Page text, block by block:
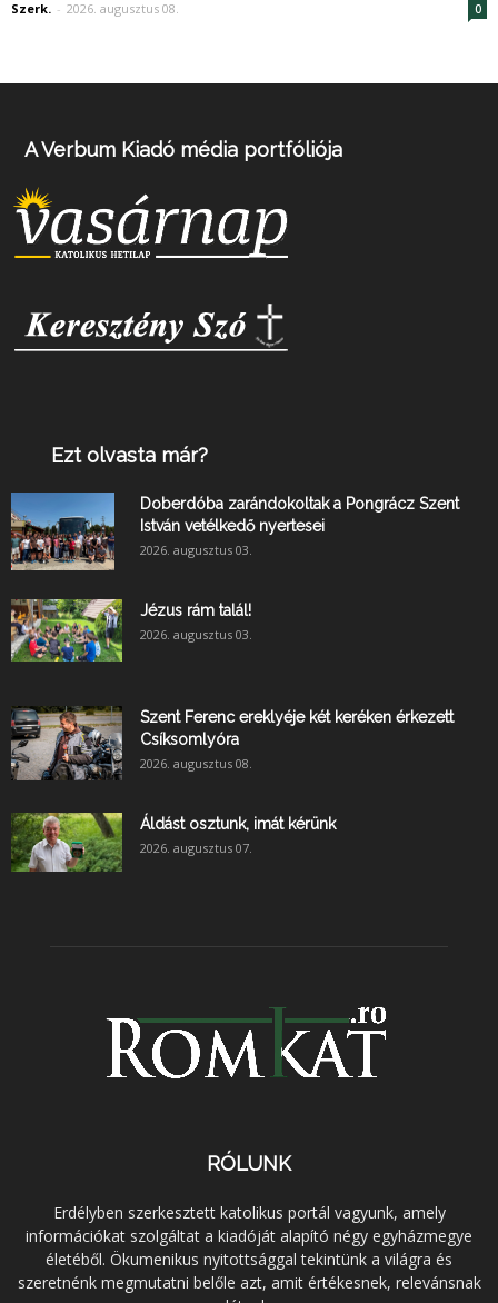
Szerk. - 2026. augusztus 08. 0
A Verbum Kiadó média portfóliója
Ezt olvasta már?
Doberdóba zarándokoltak a Pongrácz Szent
István vetélkedő nyertesei
2026. augusztus 03.
Jézus rám talál!
2026. augusztus 03.
Szent Ferenc ereklyéje két keréken érkezett
Csíksomlyóra
2026. augusztus 08.
Áldást osztunk, imát kérünk
2026. augusztus 07.
RÓLUNK
Erdélyben szerkesztett katolikus portál vagyunk, amely
információkat szolgáltat a kiadóját alapító négy egyházmegye
életéből. Ökumenikus nyitottsággal tekintünk a világra és
szeretnénk megmutatni belőle azt, amit értékesnek, relevánsnak